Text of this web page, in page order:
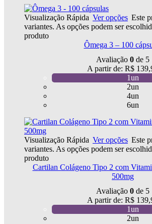
Visualização Rápida Ver opções Este
variantes. As opções podem ser
produto
Ômega 3 – 100
Avaliação 0 de 5
A partir de: R$
1un
2un
4un
6un
Visualização Rápida Ver opções Este
variantes. As opções podem ser
produto
Cartilan Colágeno Tipo 2 com
500mg
Avaliação 0 de 5
A partir de: R$
1un
2un